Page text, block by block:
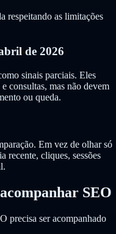
respeitando as limitações
de 2026
sinais parciais. Eles
consultas, mas não devem
ou queda.
Em vez de olhar só
recente, cliques, sessões
SEO
precisa ser acompanhado